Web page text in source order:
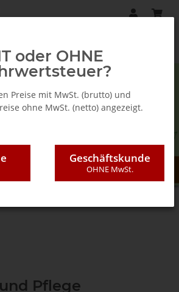
Pflege
oder OHNE
Preise mit MwSt. (brutto) und
ohne MwSt. (netto) angezeigt.
Geschäftskunde
OHNE MwSt.